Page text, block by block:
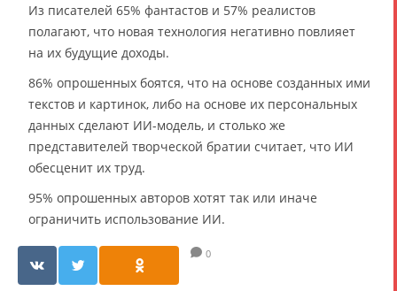
Из писателей 65% фантастов и 57% реалистов
полагают, что новая технология негативно повлияет
на их будущие доходы.
86% опрошенных боятся, что на основе созданных ими
текстов и картинок, либо на основе их персональных
данных сделают ИИ-модель, и столько же
представителей творческой братии считает, что ИИ
обесценит их труд.
95% опрошенных авторов хотят так или иначе
ограничить использование ИИ.
0